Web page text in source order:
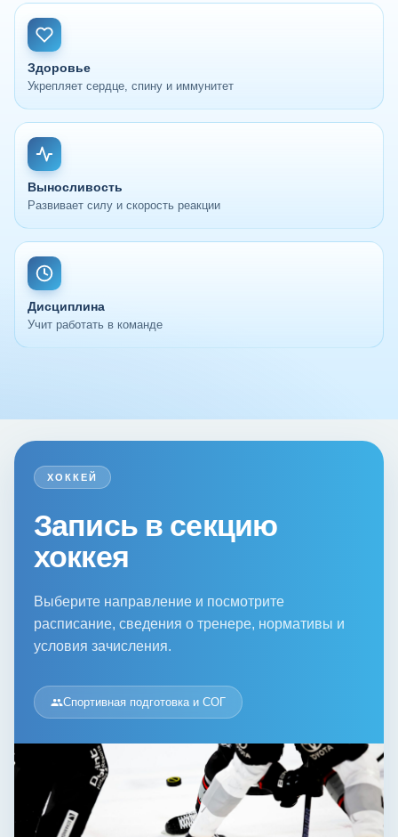
Здоровье
Укрепляет сердце, спину и иммунитет
Выносливость
Развивает силу и скорость реакции
Дисциплина
Учит работать в команде
ХОККЕЙ
Запись в секцию
хоккея
Выберите направление и посмотрите
расписание, сведения о тренере, нормативы и
условия зачисления.
Спортивная подготовка и СОГ